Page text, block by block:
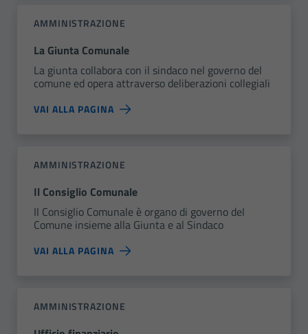
AMMINISTRAZIONE
La Giunta Comunale
La giunta collabora con il sindaco nel governo del
comune ed opera attraverso deliberazioni collegiali
VAI ALLA PAGINA
AMMINISTRAZIONE
Il Consiglio Comunale
Il Consiglio Comunale è organo di governo del
Comune insieme alla Giunta e al Sindaco
VAI ALLA PAGINA
AMMINISTRAZIONE